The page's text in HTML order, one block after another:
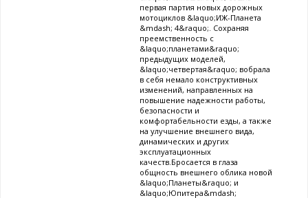
первая партия новых дорожных
мотоциклов &laquo;ИЖ-Планета
&mdash; 4&raquo;. Сохраняя
преемственность с
&laquo;планетами&raquo;
предыдущих моделей,
&laquo;четвертая&raquo; вобрала
в себя немало конструктивных
изменений, направленных на
повышение надежности работы,
безопасности и
комфортабельности езды, а также
на улучшение внешнего вида,
динамических и других
эксплуатационных
качеств.Бросается в глаза
общность внешнего облика новой
&laquo;Планеты&raquo; и
&laquo;Юпитера&mdash;